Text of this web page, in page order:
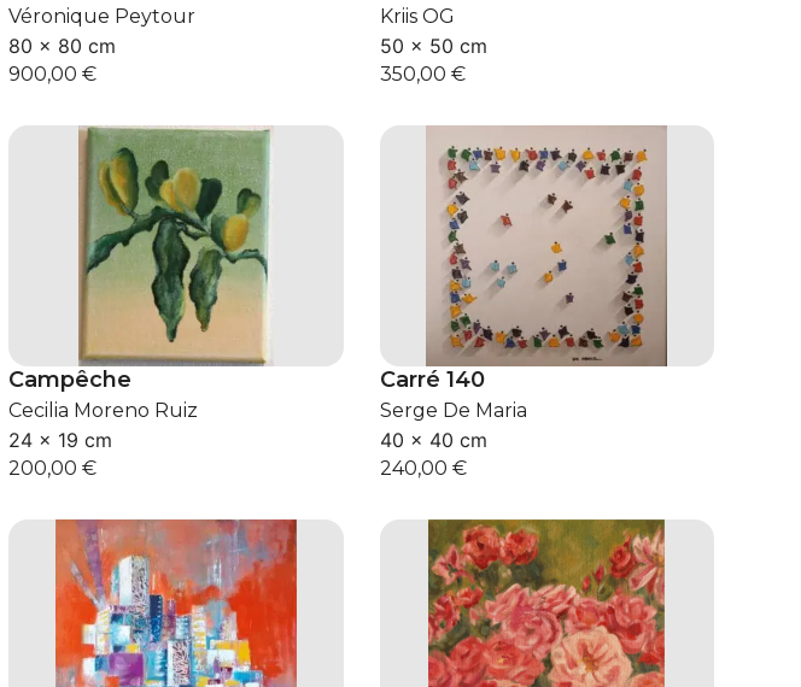
Véronique Peytour
80 × 80 cm
900,00 €
Kriis OG
50 × 50 cm
350,00 €
Campêche
Cecilia Moreno Ruiz
24 × 19 cm
200,00 €
Carré 140
Serge De Maria
40 × 40 cm
240,00 €